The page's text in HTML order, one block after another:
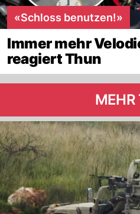
«Schloss benutzen!»
Immer mehr
reagiert Thun
MEHR